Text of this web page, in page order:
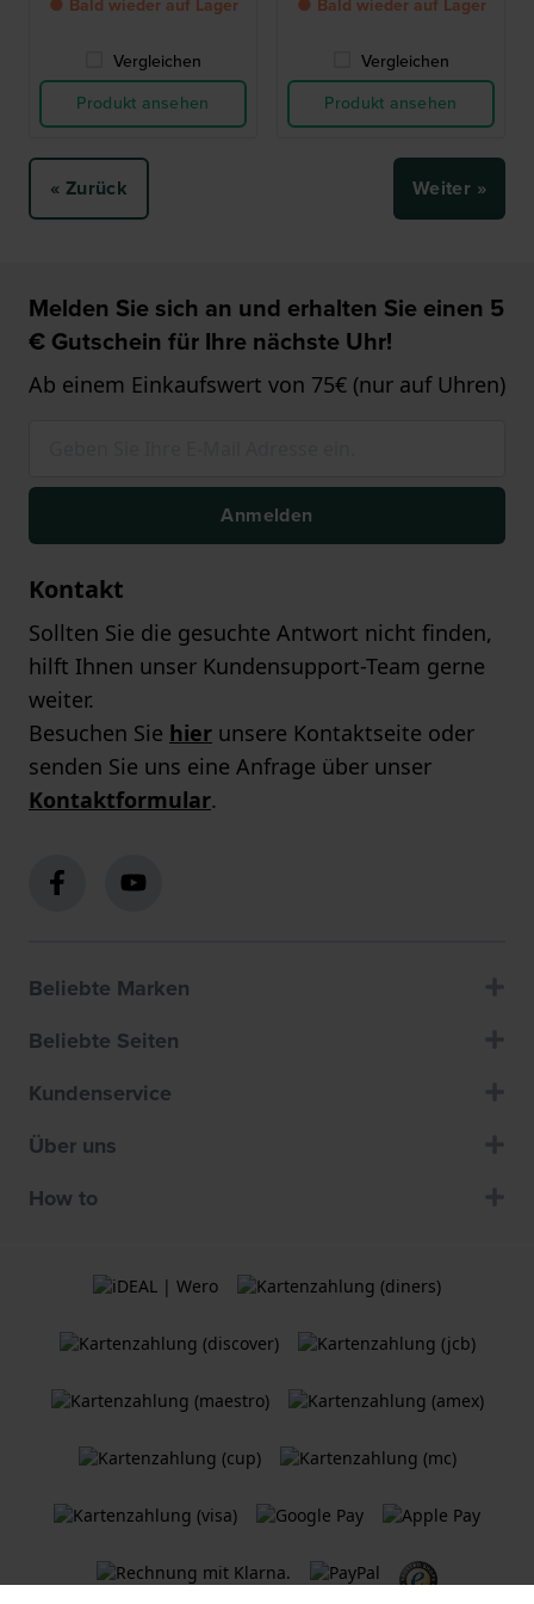
Vergleichen
Produkt ansehen
Vergleichen
Produkt ansehen
« Zurück Weiter »
Melden Sie sich an und erhalten Sie einen 5
€ Gutschein für Ihre nächste Uhr!
Ab einem Einkaufswert von 75€ (nur auf Uhren)
Anmelden
Kontakt
Sollten Sie die gesuchte Antwort nicht finden,
hilft Ihnen unser Kundensupport-Team gerne
weiter.
Besuchen Sie hier unsere Kontaktseite oder
senden Sie uns eine Anfrage über unser
Kontaktformular.
Beliebte Marken
Beliebte Seiten
Kundenservice
Über uns
How to